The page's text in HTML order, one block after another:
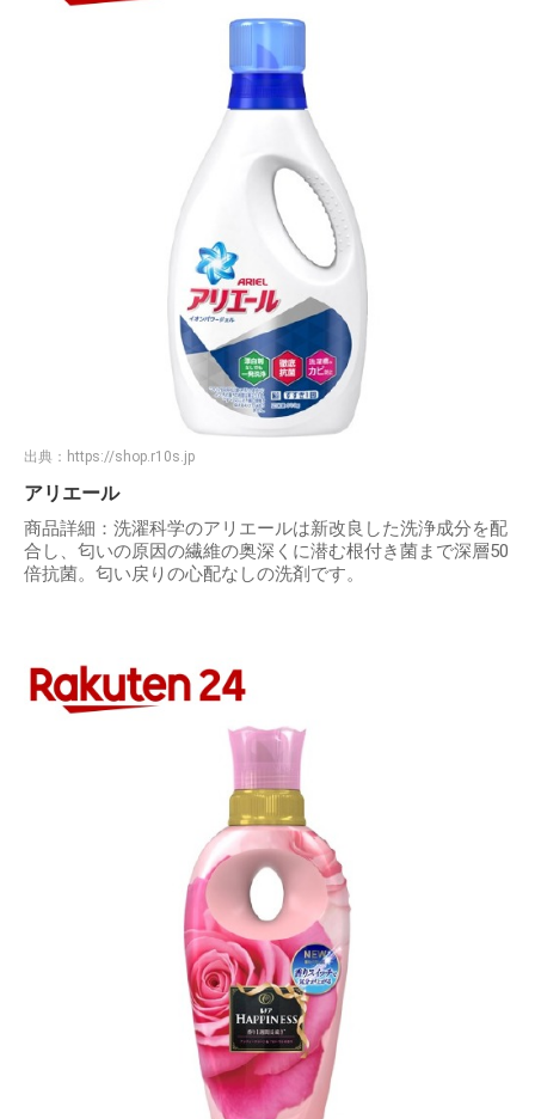
出典： https://shop.r10s.jp
アリエール
商品詳細：洗濯科学のアリエールは新改良した洗浄成分を配
合し、匂いの原因の繊維の奥深くに潜む根付き菌まで深層50
倍抗菌。匂い戻りの心配なしの洗剤です。